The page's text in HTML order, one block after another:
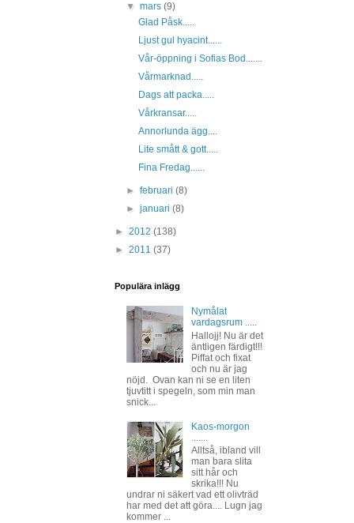
▼mars(9)
Glad Påsk.....
Ljust gul hyacint......
Vår-öppning i Sofias Bod.......
Vårmarknad.....
Dags att packa.....
Vårkransar.....
Annorlunda ägg....
Lite smått & gott.....
Fina Fredag......
►februari(8)
►januari(8)
► 2012 (138)
► 2011 (37)
Populära inlägg
Nymålat
vardagsrum .....
Hallojj! Nu är det
äntligen färdigt!!!
Piffat och fixat
och nu är jag
nöjd. Ovan kan ni se en liten
tjuvtitt i spegeln, som min man
snick...
Kaos-morgon
Alltså, ibland vill
man bara slita
sitt hår och
skrika!!! Nu
undrar ni säkert vad ett olivträd
har med det att göra.... Lugn jag
kommer ...